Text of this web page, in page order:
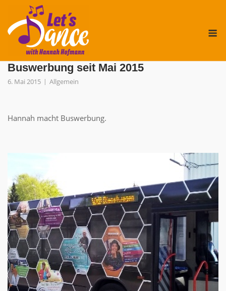
content
Buswerbung seit Mai 2015
6. Mai 2015 Allgemein
Hannah macht Buswerbung.